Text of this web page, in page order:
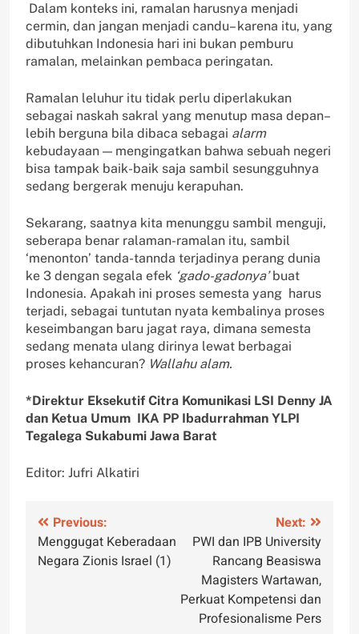
Dalam konteks ini, ramalan harusnya menjadi
cermin, dan jangan menjadi candu– karena itu, yang
dibutuhkan Indonesia hari ini bukan pemburu
ramalan, melainkan pembaca peringatan.
Ramalan leluhur itu tidak perlu diperlakukan
sebagai naskah sakral yang menutup masa depan–
lebih berguna bila dibaca sebagai alarm
kebudayaan — mengingatkan bahwa sebuah negeri
bisa tampak baik-baik saja sambil sesungguhnya
sedang bergerak menuju kerapuhan.
Sekarang, saatnya kita menunggu sambil menguji,
seberapa benar ralaman-ramalan itu, sambil
‘menonton’ tanda-tannda terjadinya perang dunia
ke 3 dengan segala efek ‘gado-gadonya’buat
Indonesia. Apakah ini proses semesta yang harus
terjadi, sebagai tuntutan nyata kembalinya proses
keseimbangan baru jagat raya, dimana semesta
sedang menata ulang dirinya lewat berbagai
proses kehancuran? Wallahu alam.
*Direktur Eksekutif Citra Komunikasi LSI Denny JA
dan Ketua Umum IKA PP Ibadurrahman YLPI
Tegalega Sukabumi Jawa Barat
Editor: Jufri Alkatiri
Navigasi
pos
Previous:
Menggugat Keberadaan
Negara Zionis Israel (1)
Next:
PWI dan IPB University
Rancang Beasiswa
Magisters Wartawan,
Perkuat Kompetensi dan
Profesionalisme Pers